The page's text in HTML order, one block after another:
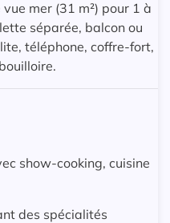
mer (31 m²) pour 1 à
séparée, balcon ou
téléphone, coffre-fort,
show-cooking, cuisine
des spécialités